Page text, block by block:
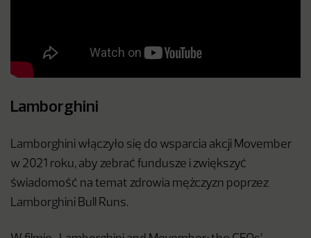
Lamborghini
Lamborghini włączyło się do wsparcia akcji Movember
w 2021 roku, aby zebrać fundusze i zwiększyć
świadomość na temat zdrowia mężczyzn poprzez
Lamborghini Bull Runs.